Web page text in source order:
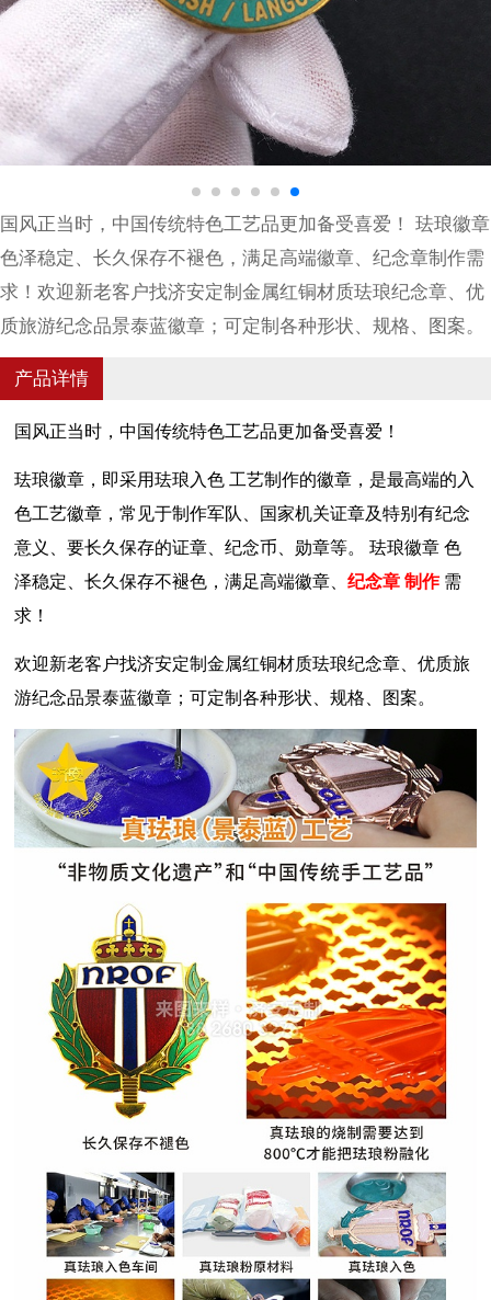
国风正当时，中国传统特色工艺品更加备受喜爱！ 珐琅徽章
色泽稳定、长久保存不褪色，满足高端徽章、纪念章制作需
求！欢迎新老客户找济安定制金属红铜材质珐琅纪念章、优
质旅游纪念品景泰蓝徽章；可定制各种形状、规格、图案。
产品详情
国风正当时 ，中国传统特色工艺品更加备受喜爱！
珐琅徽章 ， 即采用珐琅入色 工艺制作的徽章，是最高端的入
色工艺徽章 ，常见于制作军队、国家机关证章及特别有纪念
意义、要长久保存的证章、纪念币、勋章等。
珐琅徽章 色
泽稳定、长久保存不褪色，满足高端徽章、 纪念章 制作 需
求！
欢迎新老客户找济安定制金属红铜材质珐琅纪念章、优质旅
游纪念品景泰蓝徽章； 可定制各种形状、规格、图案。